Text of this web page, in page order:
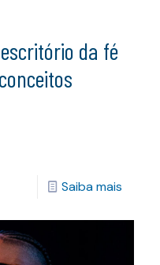
da fé
Saiba mais